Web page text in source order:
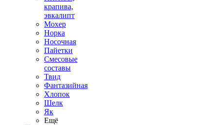
крапива,
эвкалипт
Мохер
Норка
Носочная
Пайетки
Смесовые
составы
Твид
Фантазийная
Хлопок
Шелк
Як
Ещё